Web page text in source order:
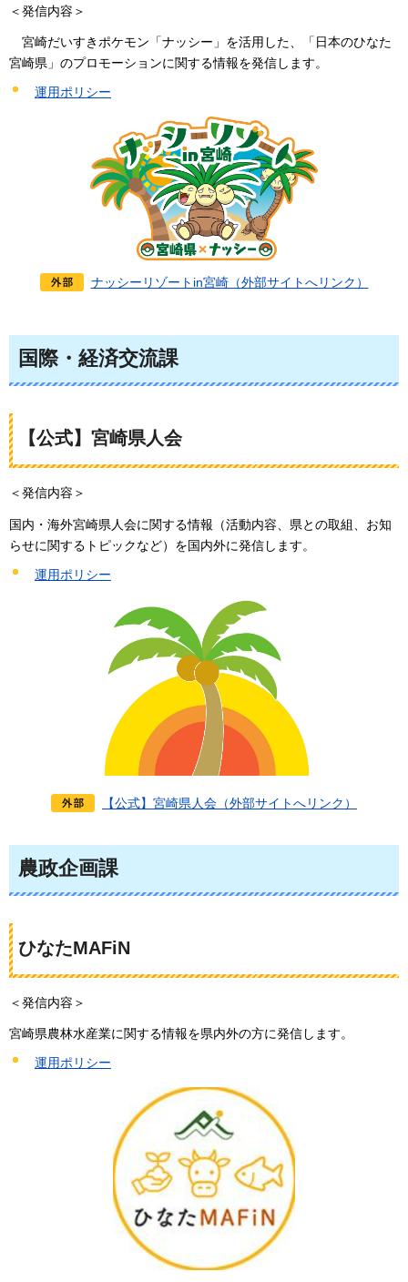
＜発信内容＞
宮崎だいすきポケモン「ナッシー」を活用した、「日本のひなた
宮崎県」のプロモーションに関する情報を発信します。
運用ポリシー
ナッシーリゾートin宮崎（外部サイトへリンク）
国際・経済交流課
【公式】宮崎県人会
＜発信内容＞
国内・海外宮崎県人会に関する情報（活動内容、県との取組、お知
らせに関するトピックなど）を国内外に発信します。
運用ポリシー
【公式】宮崎県人会（外部サイトへリンク）
農政企画課
ひなたMAFiN
＜発信内容＞
宮崎県農林水産業に関する情報を県内外の方に発信します。
運用ポリシー